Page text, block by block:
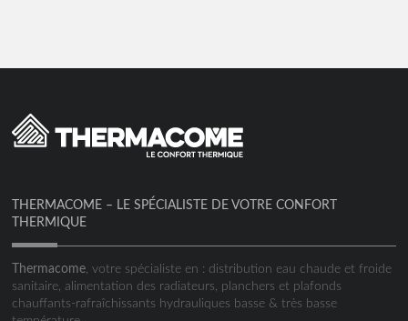
THERMACOME – LE SPÉCIALISTE DE VOTRE CONFORT
THERMIQUE
Thermacome , votre spécialiste en : distribution eau chaude et froide
sanitaire, alimentation des radiateurs, planchers et plafonds
chauffants-rafraîchissants hydrauliques basse & très basse